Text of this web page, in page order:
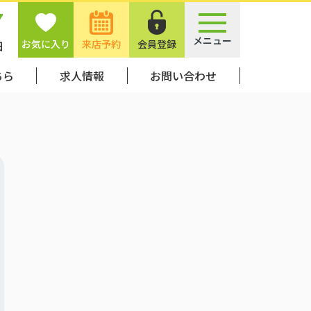
お気に入り 来店予約 会員登録 メニュー
求人情報 お問い合わせ